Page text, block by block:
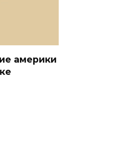
америки